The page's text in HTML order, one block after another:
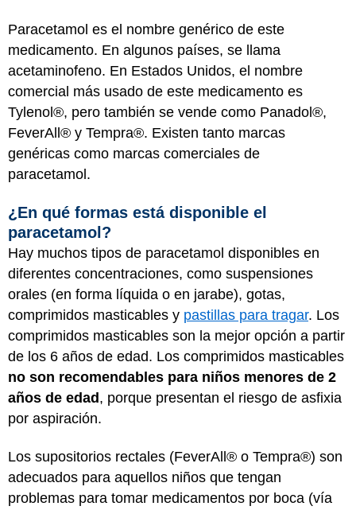
Paracetamol es el nombre genérico de este
medicamento. En algunos países, se llama
acetaminofeno. En Estados Unidos, el nombre
comercial más usado de este medicamento es
Tylenol®, pero también se vende como Panadol®,
FeverAll® y Tempra®. Existen tanto marcas
genéricas como marcas comerciales de
paracetamol.
¿En qué formas está disponible el
paracetamol?
Hay muchos tipos de paracetamol disponibles en
diferentes concentraciones, como suspensiones
orales (en forma líquida o en jarabe), gotas,
comprimidos masticables y pastillas para tragar. Los
comprimidos masticables son la mejor opción a partir
de los 6 años de edad. Los comprimidos masticables
no son recomendables para niños menores de 2
años de edad, porque presentan el riesgo de asfixia
por aspiración.
Los supositorios rectales (FeverAll® o Tempra®) son
adecuados para aquellos niños que tengan
problemas para tomar medicamentos por boca (vía